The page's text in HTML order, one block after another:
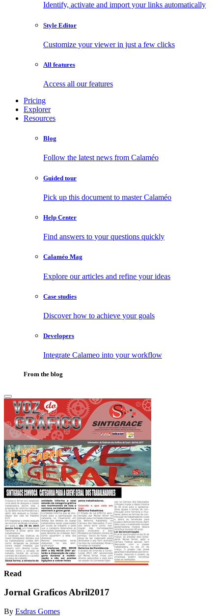
Identify, activate and import your links automatically
Style Editor
Customize your viewer in just a few clicks
All features
Access all our features
Pricing
Explorer
Resources
Blog
Follow the latest news from Calaméo
Guided tour
Pick up this document to master Calaméo
Help Center
Find answers to your questions quickly
Calaméo Mag
Explore our articles and refine your ideas
Case studies
Discover how to achieve your goals
Developers
Integrate Calameo into your workflow
From the blog
Read
Jornal Graficos Abril2017
By Esdras Gomes